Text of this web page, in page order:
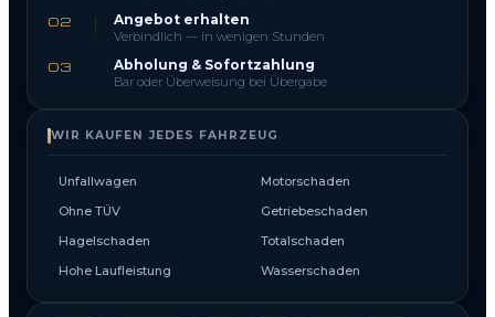
02 Angebot erhalten
Verbindlich — in wenigen Stunden
03 Abholung & Sofortzahlung
Bar oder Überweisung bei Übergabe
WIR KAUFEN JEDES FAHRZEUG
Unfallwagen
Motorschaden
Ohne TÜV
Getriebeschaden
Hagelschaden
Totalschaden
Hohe Laufleistung
Wasserschaden